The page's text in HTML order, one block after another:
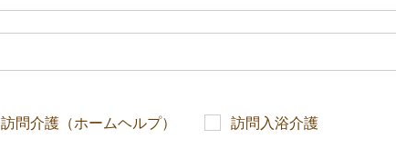
訪問介護（ホームヘルプ） 訪問入浴介護